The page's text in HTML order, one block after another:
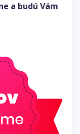
a budú Vám